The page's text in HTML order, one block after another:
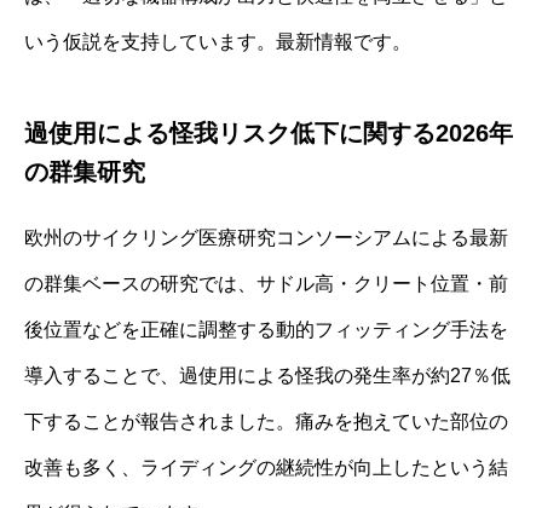
いう仮説を支持しています。最新情報です。
過使用による怪我リスク低下に関する2026年
の群集研究
欧州のサイクリング医療研究コンソーシアムによる最新
の群集ベースの研究では、サドル高・クリート位置・前
後位置などを正確に調整する動的フィッティング手法を
導入することで、過使用による怪我の発生率が約27％低
下することが報告されました。痛みを抱えていた部位の
改善も多く、ライディングの継続性が向上したという結